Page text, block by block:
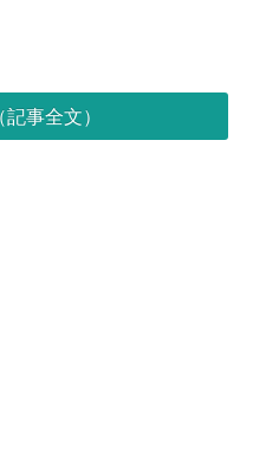
事全文）